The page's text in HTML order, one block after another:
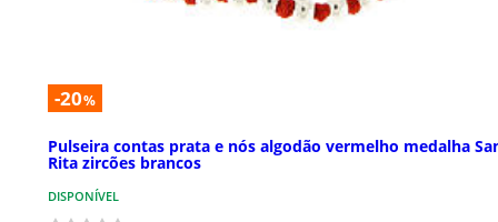
-20%
Pulseira contas prata e nós algodão vermelho medalha
Rita zircões brancos
DISPONÍVEL